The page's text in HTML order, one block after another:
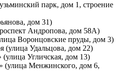
парк, дом 1, строение
дом 31)
Андропова, дом 58А)
Воронцовские пруды, дом 3)
(улица Удальцова, дом 22)
Угличская, дом 13)
(улица Менжинского, дом 6,